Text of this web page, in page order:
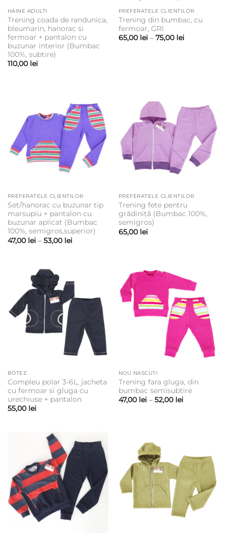
HAINE ADULTI
Trening coada de randunica,
bleumarin, hanorac si
fermoar + pantalon cu
buzunar interior (Bumbac
100%, subtire)
110,00 lei
PREFERATELE CLIENTILOR
Trening din bumbac, cu
fermoar, GRI
65,00 lei – 75,00 leiInterval
PREFERATELE CLIENTILOR
Set/hanorac cu buzunar tip
marsupiu + pantalon cu
buzunar aplicat (Bumbac
100%, semigros,superior)
47,00 lei – 53,00 leiInterval
53,00 lei
PREFERATELE CLIENTILOR
Trening fete pentru
grădiniță (Bumbac 100%,
semigros)
65,00 lei
BOTEZ
Compleu polar 3-6L, jacheta
cu fermoar si gluga cu
urechiuse + pantalon
55,00 lei
NOU NASCUTI
Trening fara gluga, din
bumbac semisubtire
47,00 lei – 52,00 leiInterval